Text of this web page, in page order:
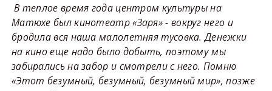
В теплое время года центром культуры на
Матюхе был кинотеатр «Заря» - вокруг него и
бродила вся наша малолетняя тусовка. Денежки
на кино еще надо было добыть, поэтому мы
забирались на забор и смотрели с него. Помню
«Этот безумный, безумный, безумный мир», позже